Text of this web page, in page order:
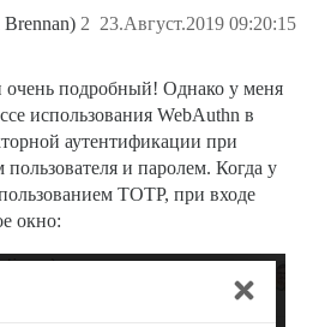
23.Август.2019 09:20:15
2
очень подробный! Однако у меня
использования WebAuthn в
аутентификации при
и паролем. Когда у
TOTP, при входе
окно: